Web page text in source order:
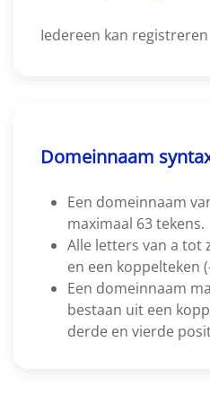
Iedereen kan registreren
Domeinnaam
Een domeinnaam
maximaal 63 tekens.
Alle letters van a tot
en een koppelteken
Een domeinnaam
bestaan uit een
derde en vierde